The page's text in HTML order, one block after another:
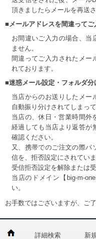
頂きましたらメールを再送
■メールアドレスを間違ってご
お間違いご入力の場合、当
ません。
間違ってご入力されたメー
れております。
■迷惑メール設定・フォルダ分
当店からのお送りしたメー
自動振り分けされてしまっ
当店の、休日・営業時間外
経過しても当店より返答が
確認ください。
又、携帯でのご注文の際パ
信を、拒否設定にされてい
受信拒否設定を解除または
当店のドメイン【big-m-
い。
お手数ではございますが、ご
詳細検索 新